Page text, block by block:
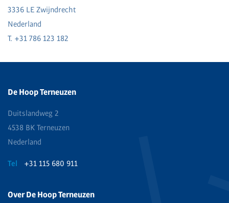
3336 LE Zwijndrecht
Nederland
T. +31 786 123 182
De Hoop Terneuzen
Duitslandweg 2
4538 BK Terneuzen
Nederland
Tel +31 115 680 911
Over De Hoop Terneuzen